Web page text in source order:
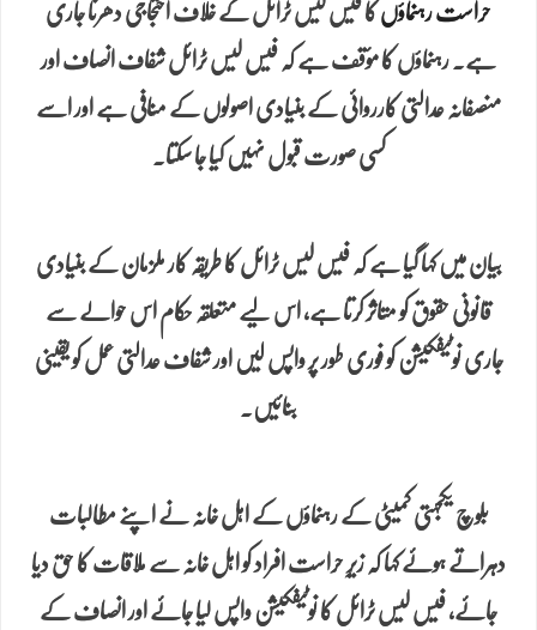
حراست رہنماؤں کا فیس لیس ٹرائل کے خلاف احتجاجی دھرنا جاری
ہے۔ رہنماؤں کا مؤقف ہے کہ فیس لیس ٹرائل شفاف انصاف اور
منصفانہ عدالتی کارروائی کے بنیادی اصولوں کے منافی ہے اور اسے
کسی صورت قبول نہیں کیا جا سکتا۔
بیان میں کہا گیا ہے کہ فیس لیس ٹرائل کا طریقہ کار ملزمان کے بنیادی
قانونی حقوق کو متاثر کرتا ہے، اس لیے متعلقہ حکام اس حوالے سے
جاری نوٹیفکیشن کو فوری طور پر واپس لیں اور شفاف عدالتی عمل کو یقینی
بنائیں۔
بلوچ یکجہتی کمیٹی کے رہنماؤں کے اہل خانہ نے اپنے مطالبات
دہراتے ہوئے کہا کہ زیرِ حراست افراد کو اہل خانہ سے ملاقات کا حق دیا
جائے، فیس لیس ٹرائل کا نوٹیفکیشن واپس لیا جائے اور انصاف کے